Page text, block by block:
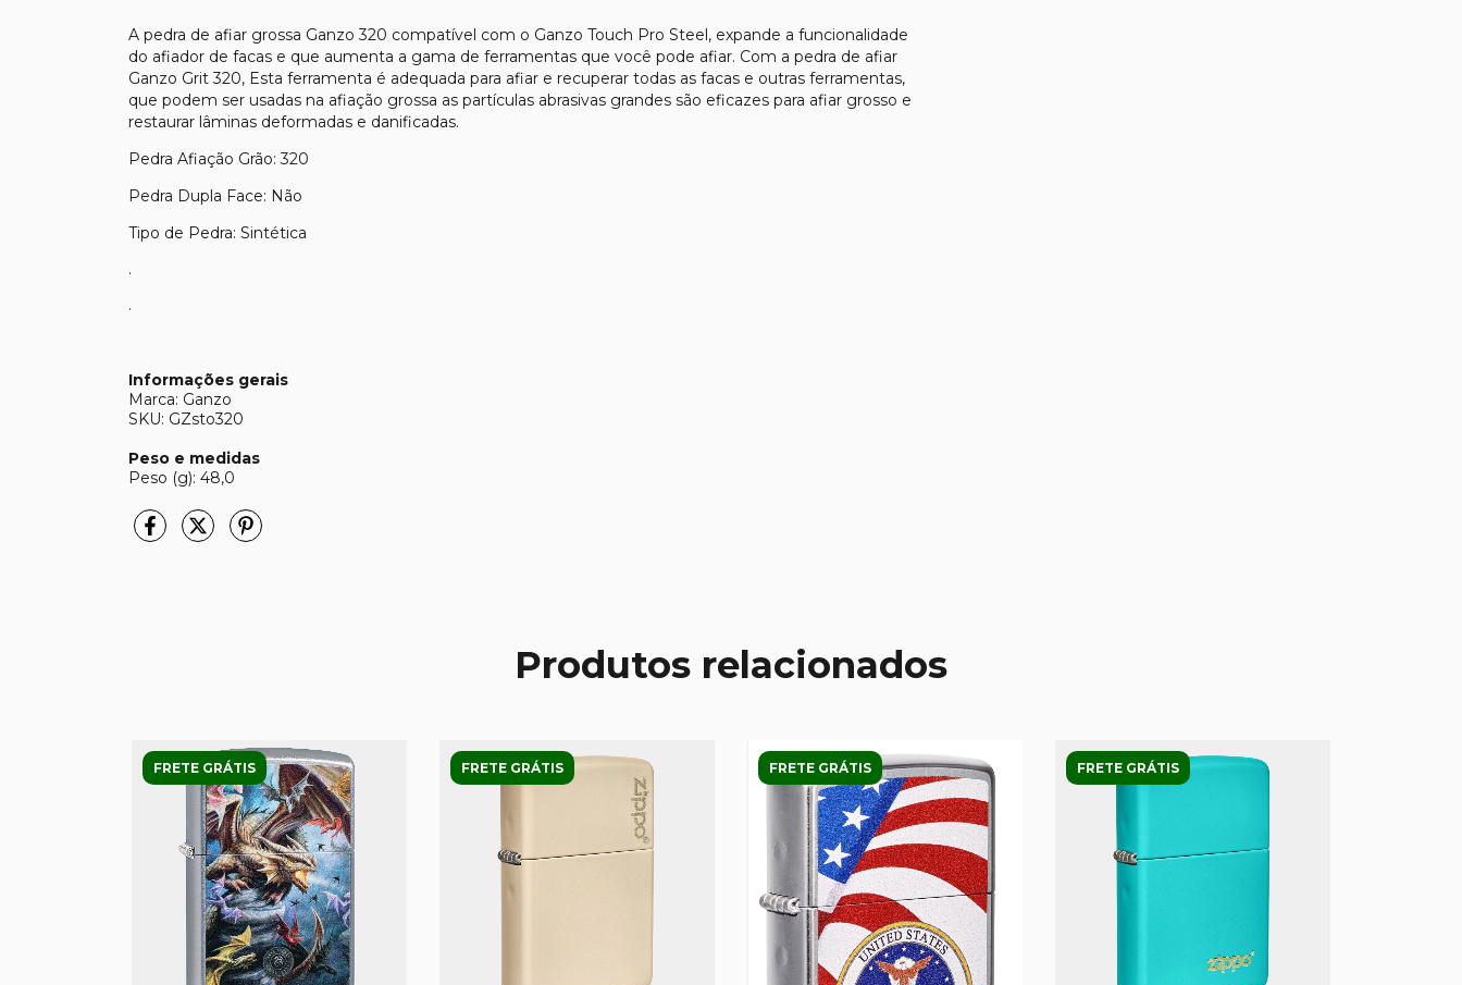
A pedra de afiar grossa Ganzo 320 compatível com o Ganzo Touch Pro Steel, expande a funcionalidade
do afiador de facas e que aumenta a gama de ferramentas que você pode afiar. Com a pedra de afiar
Ganzo Grit 320, Esta ferramenta é adequada para afiar e recuperar todas as facas e outras ferramentas,
que podem ser usadas na afiação grossa as partículas abrasivas grandes são eficazes para afiar grosso e
restaurar lâminas deformadas e danificadas.
Pedra Afiação Grão: 320
Pedra Dupla Face: Não
Tipo de Pedra: Sintética
.
.
Informações gerais
Marca: Ganzo
SKU: GZsto320
Peso e medidas
Peso (g): 48,0
Produtos relacionados
FRETE GRÁTIS FRETE GRÁTIS FRETE GRÁTIS FRETE GRÁTIS